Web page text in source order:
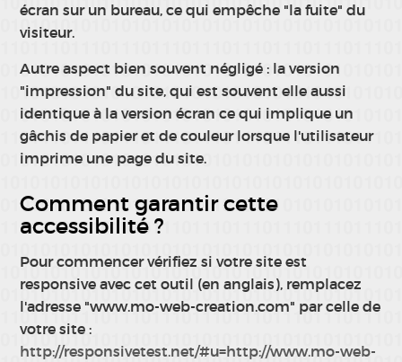
écran sur un bureau, ce qui empêche "la fuite" du
visiteur.
Autre aspect bien souvent négligé : la version
"impression" du site, qui est souvent elle aussi
identique à la version écran ce qui implique un
gâchis de papier et de couleur lorsque l'utilisateur
imprime une page du site.
Comment garantir cette
accessibilité ?
Pour commencer vérifiez si votre site est
responsive avec cet outil (en anglais), remplacez
l'adresse "www.mo-web-creation.com" par celle de
votre site :
http://responsivetest.net/#u=http://www.mo-web-